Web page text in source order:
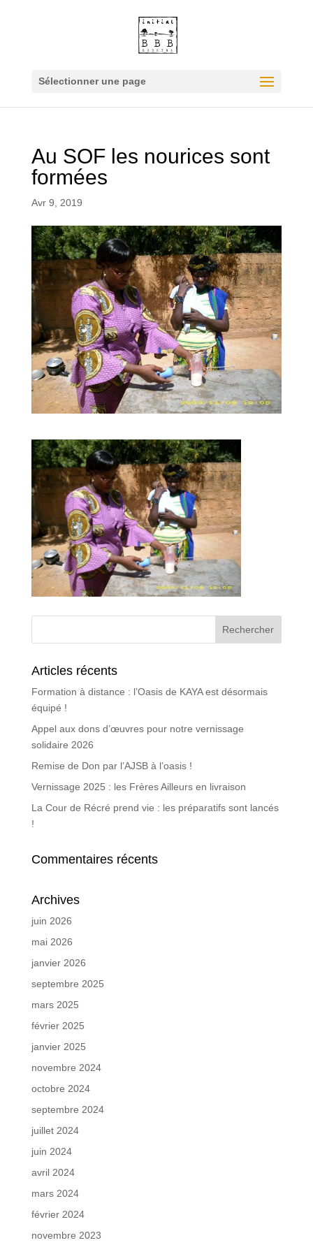
Sélectionner une page
Au SOF les nourices sont
formées
Avr 9, 2019
Articles récents
Formation à distance : l’Oasis de KAYA est désormais
équipé !
Appel aux dons d’œuvres pour notre vernissage
solidaire 2026
Remise de Don par l’AJSB à l’oasis !
Vernissage 2025 : les Frères Ailleurs en livraison
La Cour de Récré prend vie : les préparatifs sont lancés
!
Commentaires récents
Archives
juin 2026
mai 2026
janvier 2026
septembre 2025
mars 2025
février 2025
janvier 2025
novembre 2024
octobre 2024
septembre 2024
juillet 2024
juin 2024
avril 2024
mars 2024
février 2024
novembre 2023